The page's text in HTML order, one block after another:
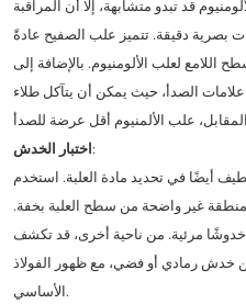
قد تبدو متشابهة، إلا أن المراقبة
بصرية دقيقة. تتميز علب الصفيح عادةً
اللامع لعلب الألومنيوم. بالإضافة إلى
الصدأ، حيث يمكن أن يتآكل طلاء
اختبار الخدش :
أيضًا في تحديد مادة العلبة. استخدم
غير واضحة من سطح العلبة بخفة.
خدوشًا مرئية. من ناحية أخرى، قد تكشف
عن خدش رمادي أو فضي، مع ظهور الفولاذ
الأساسي.